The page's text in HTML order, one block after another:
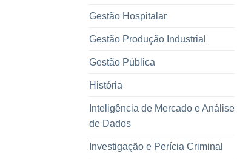
Gestão Hospitalar
Gestão Produção Industrial
Gestão Pública
História
Inteligência de Mercado e Análise
de Dados
Investigação e Perícia Criminal